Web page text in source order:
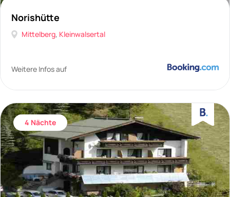
Norishütte
Mittelberg, Kleinwalsertal
Weitere Infos auf
4 Nächte